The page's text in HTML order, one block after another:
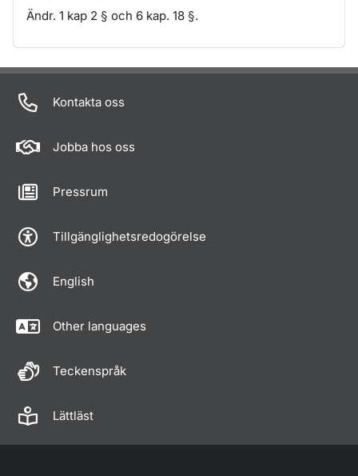
Ändr. 1 kap 2 § och 6 kap. 18 §.
Om sidan
Kontakta oss
Jobba hos oss
Pressrum
Tillgänglighetsredogörelse
English
Other languages
Teckenspråk
Lättläst